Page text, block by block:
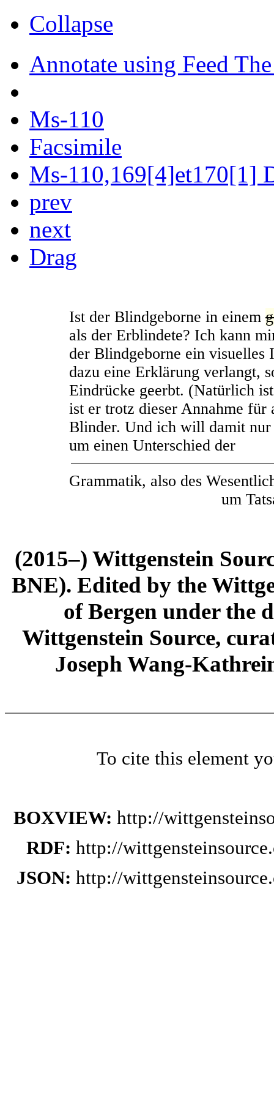
Collapse
Annotate using Feed
Ms-110
Facsimile
Ms-110,169[4]et170[1]
prev
next
Drag
Ist der Blindgeborne in einem
als der Erblindete? Ich kann
der Blindgeborne ein visuelles
dazu eine Erklärung verlangt,
Eindrücke geerbt. (Natürlich
ist er trotz dieser Annahme
Blinder. Und ich will damit nur
um einen Unterschied der
Grammatik, also des
um
(2015–) Wittgenstein
BNE). Edited by the
of Bergen under the
Wittgenstein Source,
Joseph Wang-
To cite this element
BOXVIEW: http://
RDF: http://
JSON: http://